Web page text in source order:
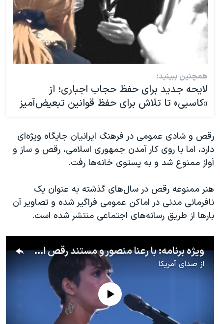
همچنین ببینید:
لایحه جدید برای حفظ حجاب اجباری؛ از
«کاسبی» تا تلاش برای حفظ قوانین تبعیض‌آمیز
رقص و شادی عمومی در فرهنگ ایرانیان جایگاه ویژه‌ای
دارد، اما با روی کار آمدن جمهوری اسلامی، رقص و ساز و
آواز ممنوع شد و به پستوی خانه‌ها رفت.
هنر ممنوعه رقص در سال‌های گذشته به عنوان یک
نافرمانی مدنی در اماکن عمومی فراگیر شده و تصاویر آن
بارها از طریق رسانه‌های اجتماعی منتشر شده است.
ویژه برنامه: با رعنا منصور و مستند رقص اعتراضی
ازصدای آمریکا
No media source currently available